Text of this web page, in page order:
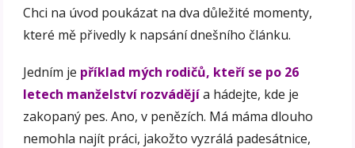
Chci na úvod poukázat na dva důležité momenty,
které mě přivedly k napsání dnešního článku.
Jedním je příklad mých rodičů, kteří se po 26
letech manželství rozvádějía hádejte, kde je
zakopaný pes. Ano, v penězích. Má máma dlouho
nemohla najít práci, jakožto vyzrálá padesátnice,